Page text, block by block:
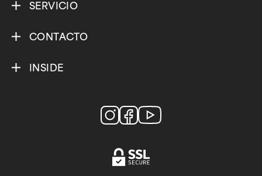
SERVICIO
CONTACTO
INSIDE